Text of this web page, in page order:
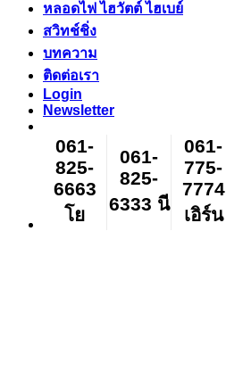
หลอดไฟ ไฮวัตต์ ไฮเบย์
สวิทช์ชิ่ง
บทความ
ติดต่อเรา
Login
Newsletter
061-
825-
6663
โย
061-
825-
6333 นี
061-
775-
7774
เอิร์น